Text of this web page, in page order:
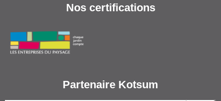
Nos certifications
Partenaire Kotsum